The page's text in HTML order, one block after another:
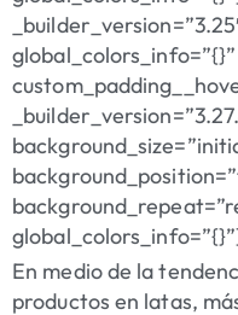
global_colors_info=”{}”
En medio de la
productos en latas,